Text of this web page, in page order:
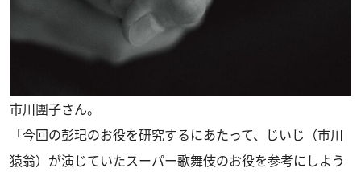
市川團子さん。
「今回の彭玘のお役を研究するにあたって、じいじ（市川
猿翁）が演じていたスーパー歌舞伎のお役を参考にしよう